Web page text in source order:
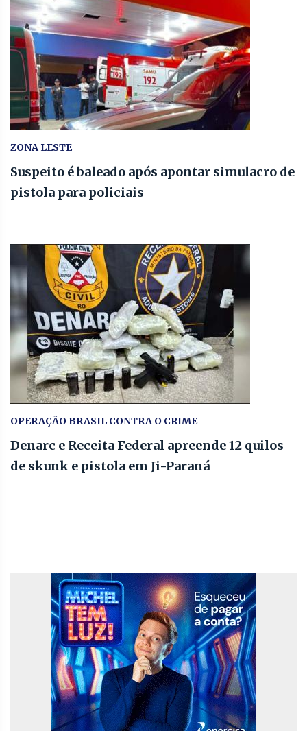
ZONA LESTE
Suspeito é baleado após apontar simulacro de
pistola para policiais
OPERAÇÃO BRASIL CONTRA O CRIME
Denarc e Receita Federal apreende 12 quilos
de skunk e pistola em Ji-Paraná